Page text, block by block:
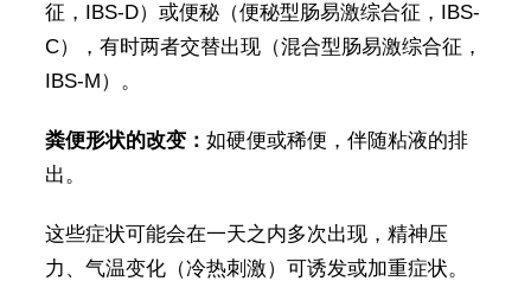
征，IBS-D）或便秘（便秘型肠易激综合征，IBS-
C），有时两者交替出现（混合型肠易激综合征，
IBS-M）。
粪便形状的改变： 如硬便或稀便，伴随粘液的排
出。
这些症状可能会在一天之内多次出现，精神压
力、气温变化（冷热刺激）可诱发或加重症状。